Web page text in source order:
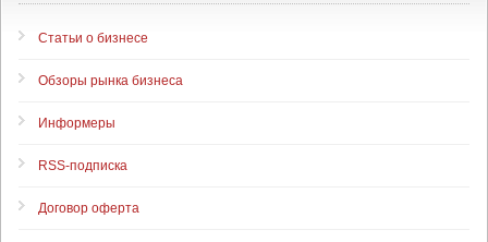
Статьи о бизнесе
Обзоры рынка бизнеса
Информеры
RSS-подписка
Договор оферта